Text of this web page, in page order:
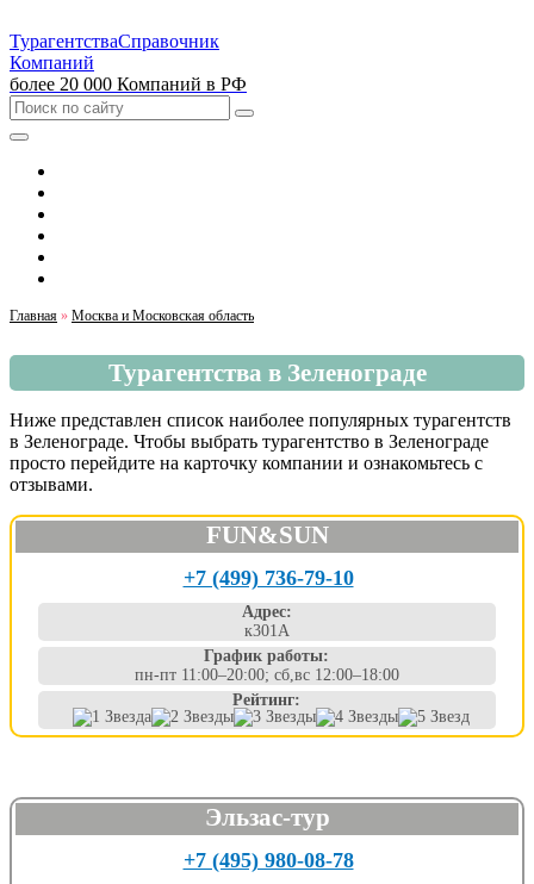
ТурагентстваСправочник
Компаний
более 20 000 Компаний в РФ
Главная » Москва и Московская область
Турагентства в Зеленограде
Ниже представлен список наиболее популярных турагентств
в Зеленограде. Чтобы выбрать турагентство в Зеленограде
просто перейдите на карточку компании и ознакомьтесь с
отзывами.
FUN&SUN
+7 (499) 736-79-10
Адрес:
к301А
График работы:
пн-пт 11:00–20:00; сб,вс 12:00–18:00
Рейтинг:
Эльзас-тур
+7 (495) 980-08-78